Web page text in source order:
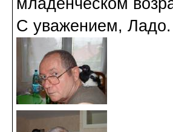
младенческом
С уважением, Ладо.